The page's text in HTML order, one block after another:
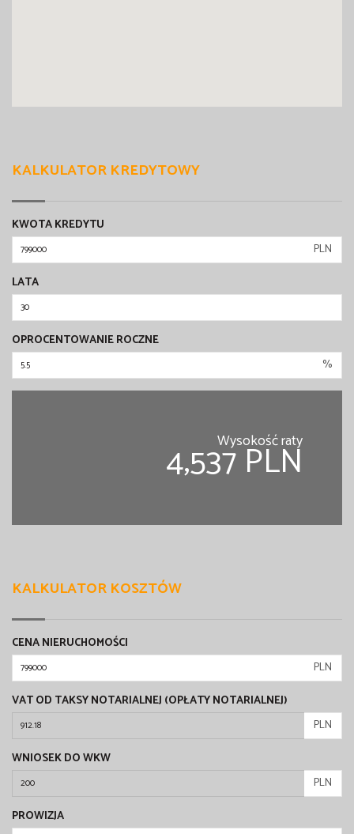
KALKULATOR KREDYTOWY
KWOTA KREDYTU
PLN
LATA
OPROCENTOWANIE ROCZNE
%
Wysokość raty
4,537 PLN
KALKULATOR KOSZTÓW
CENA NIERUCHOMOŚCI
PLN
VAT OD TAKSY NOTARIALNEJ (OPŁATY NOTARIALNEJ)
PLN
WNIOSEK DO WKW
PLN
PROWIZJA